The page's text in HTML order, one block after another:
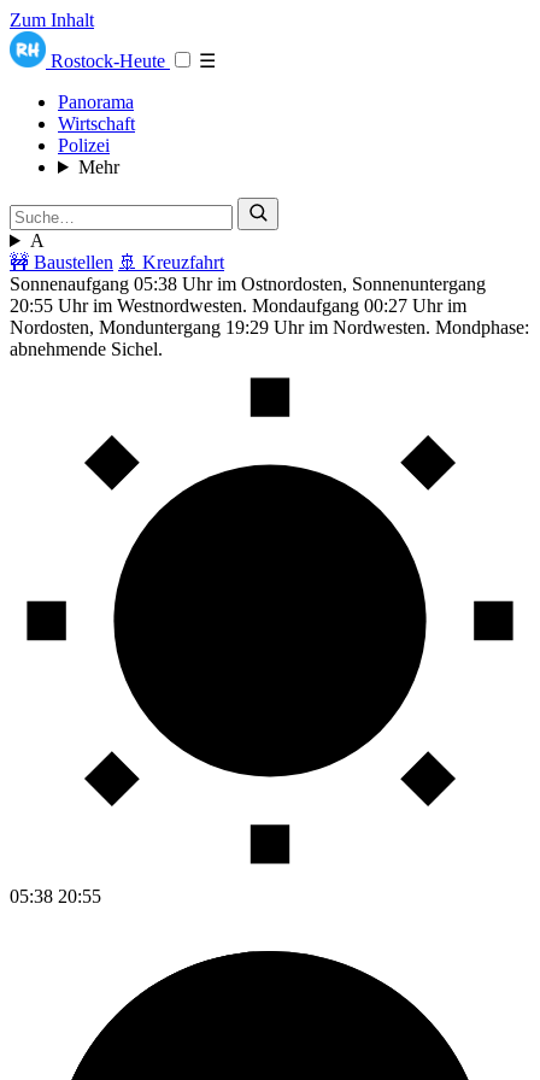
Zum Inhalt
Rostock-Heute
☰
Panorama
Wirtschaft
Polizei
Mehr
A
🚧 Baustellen 🚢 Kreuzfahrt
Sonnenaufgang 05:38 Uhr im Ostnordosten, Sonnenuntergang
20:55 Uhr im Westnordwesten. Mondaufgang 00:27 Uhr im
Nordosten, Monduntergang 19:29 Uhr im Nordwesten. Mondphase:
abnehmende Sichel.
05:38 20:55